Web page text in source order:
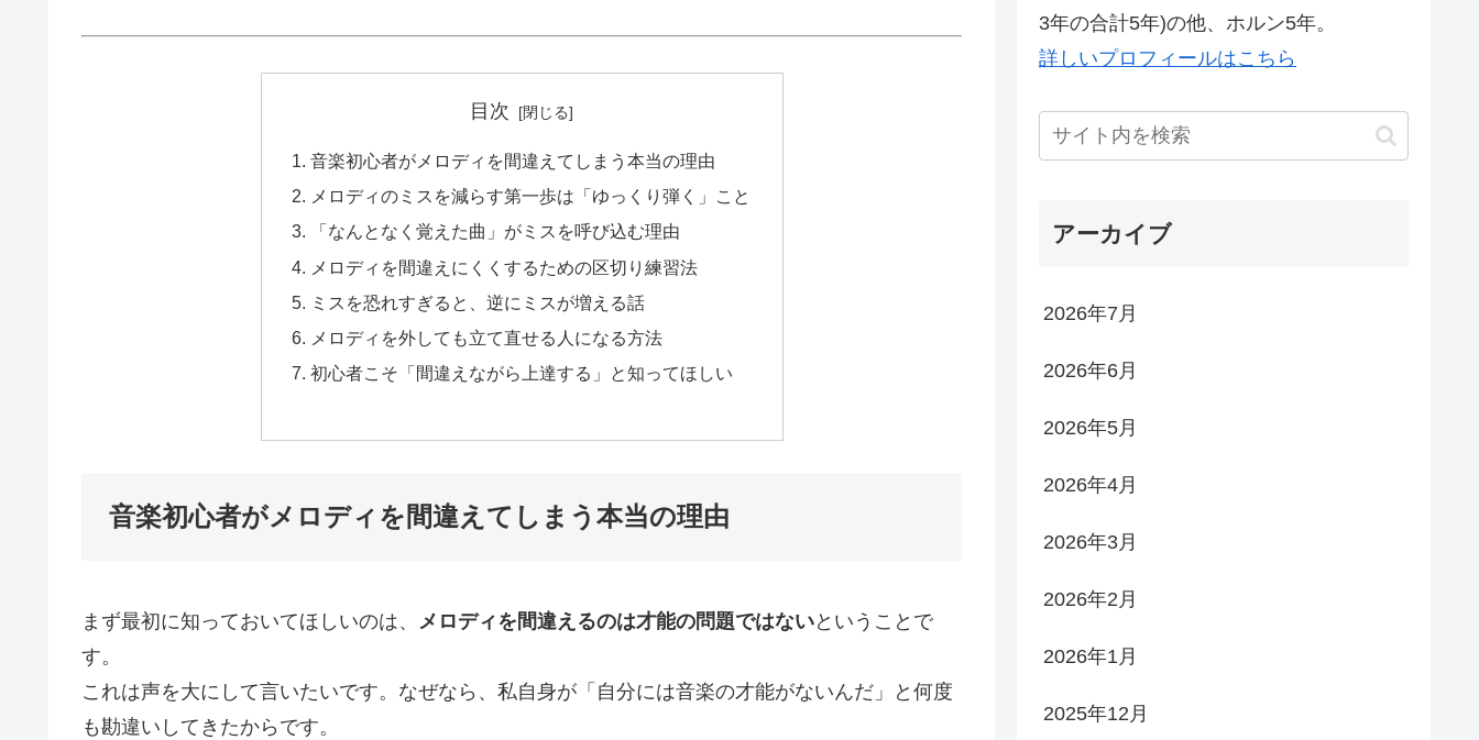
目次
音楽初心者がメロディを間違えてしまう本当の理由
メロディのミスを減らす第一歩は「ゆっくり弾く」こと
「なんとなく覚えた曲」がミスを呼び込む理由
メロディを間違えにくくするための区切り練習法
ミスを恐れすぎると、逆にミスが増える話
メロディを外しても立て直せる人になる方法
初心者こそ「間違えながら上達する」と知ってほしい
音楽初心者がメロディを間違えてしまう本当の理由
まず最初に知っておいてほしいのは、 メロディを間違えるのは才能の問題ではないということで
す。
これは声を大にして言いたいです。なぜなら、私自身が「自分には音楽の才能がないんだ」と何度
も勘違いしてきたからです。
3年の合計5年)の他、ホルン5年。
詳しいプロフィールはこちら
アーカイブ
2026年7月
2026年6月
2026年5月
2026年4月
2026年3月
2026年2月
2026年1月
2025年12月